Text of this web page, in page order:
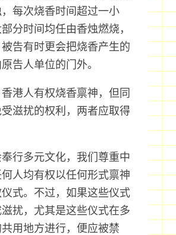
每次烧香时间超过一小
分时间均任由香烛燃烧，
告有时更会把烧香产生的
告人单位的门外。
港人有权烧香禀神，但同
滋扰的权利，两者应取得
奉行多元文化，我们尊重中
人均有权以任何形式禀神
式。不过，如果这些仪式
扰，尤其是这些仪式在多
用地方进行，便应被禁